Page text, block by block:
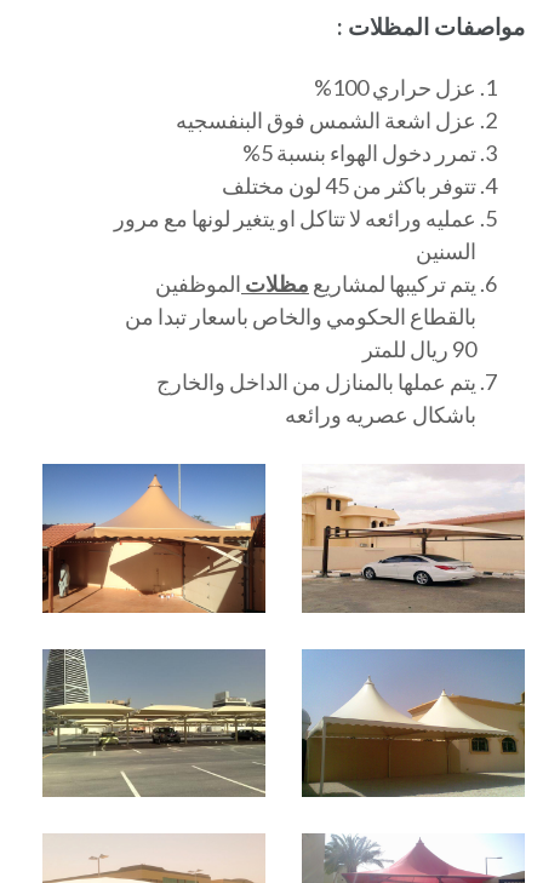
مواصفات المظلات :
عزل حراري 100%
عزل اشعة الشمس فوق البنفسجيه
تمرر دخول الهواء بنسبة 5%
تتوفر باكثر من 45 لون مختلف
عمليه ورائعه لا تتاكل او يتغير لونها مع مرور
السنين
يتم تركيبها لمشاريع مظلات الموظفين
بالقطاع الحكومي والخاص باسعار تبدا من
90 ريال للمتر
يتم عملها بالمنازل من الداخل والخارج
باشكال عصريه ورائعه